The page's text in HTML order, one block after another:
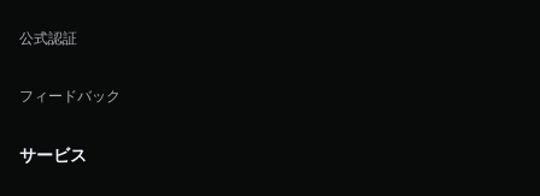
公式認証
フィードバック
サービス